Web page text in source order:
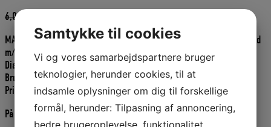
6,00
oprindelige
pris
var:
6,00 DKK.
aktuelle
pris
er:
MASTER FALD er en krydsflettet polyester faldline, dobbelt flettet, hvid
m/ rød nist.
Diameter: 8 mm.
Brudstyrke: 1030 kg.
Pris pr. meter.
På lager
Samtykke til cookies
Vi og vores samarbejdspartnere bruger
teknologier, herunder cookies, til at
indsamle oplysninger om dig til forskellige
formål, herunder: Tilpasning af annoncering,
bedre brugeroplevelse, funktionalitet,